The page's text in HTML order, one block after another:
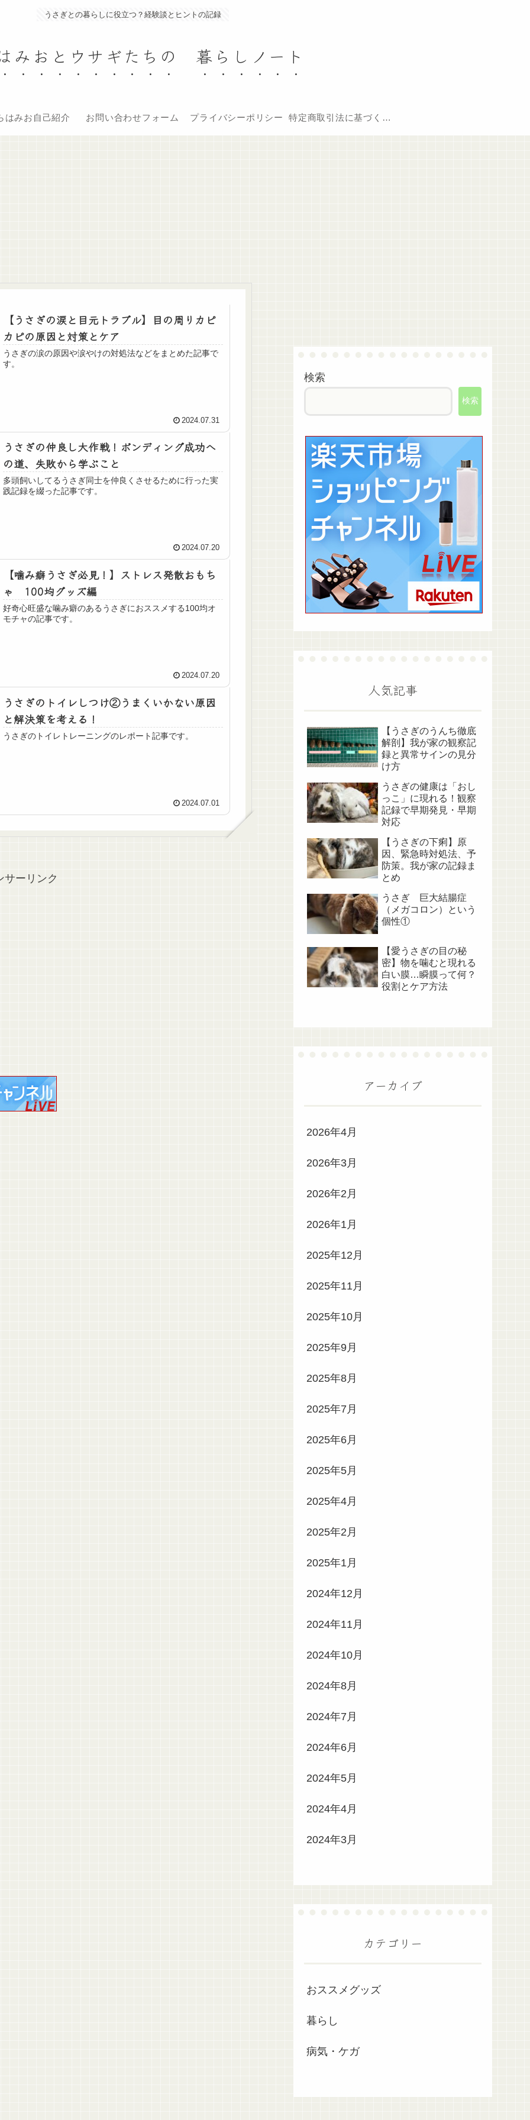
うさぎとの暮らしに役立つ？経験談とヒントの記録
みおとウサギたちの 暮らしノート
はみお自己紹介 お問い合わせフォーム プライバシーポリシー 特定商取引法に基づく表記
【うさぎの涙と目元トラブル】目の周りカピ
カピの原因と対策とケア
うさぎの涙の原因や涙やけの対処法などをまとめた記事で
す。
2024.07.31
うさぎの仲良し大作戦！ボンディング成功へ
の道、失敗から学ぶこと
多頭飼いしてるうさぎ同士を仲良くさせるために行った実
践記録を綴った記事です。
2024.07.20
【噛み癖うさぎ必見！】ストレス発散おもち
ゃ 100均グッズ編
好奇心旺盛な噛み癖のあるうさぎにおススメする100均オ
モチャの記事です。
2024.07.20
うさぎのトイレしつけ②うまくいかない原因
と解決策を考える！
うさぎのトイレトレーニングのレポート記事です。
2024.07.01
サーリンク
検索
検索
人気記事
【うさぎのうんち徹底
解剖】我が家の観察記
録と異常サインの見分
け方
うさぎの健康は「おし
っこ」に現れる！観察
記録で早期発見・早期
対応
【うさぎの下痢】原
因、緊急時対処法、予
防策。我が家の記録ま
とめ
うさぎ 巨大結腸症
（メガコロン）という
個性①
【愛うさぎの目の秘
密】物を噛むと現れる
白い膜…瞬膜って何？
役割とケア方法
アーカイブ
2026年4月
2026年3月
2026年2月
2026年1月
2025年12月
2025年11月
2025年10月
2025年9月
2025年8月
2025年7月
2025年6月
2025年5月
2025年4月
2025年2月
2025年1月
2024年12月
2024年11月
2024年10月
2024年8月
2024年7月
2024年6月
2024年5月
2024年4月
2024年3月
カテゴリー
おススメグッズ
暮らし
病気・ケガ